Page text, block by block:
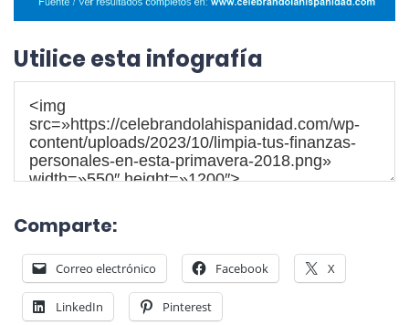
Utilice esta infografía
Comparte:
Correo electrónico Facebook X
LinkedIn Pinterest